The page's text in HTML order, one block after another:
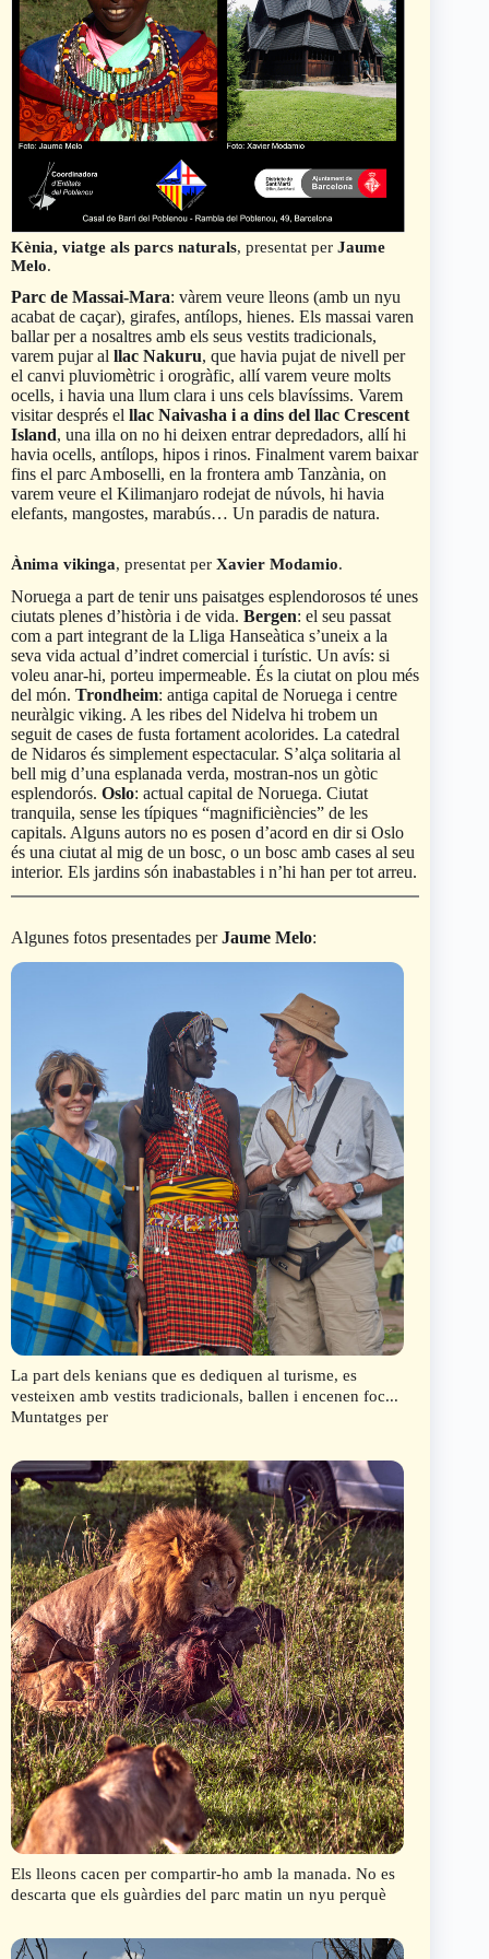
Kènia, viatge als parcs naturals, presentat per Jaume
Melo.
Parc de Massai-Mara: vàrem veure lleons (amb un nyu
acabat de caçar), girafes, antílops, hienes. Els massai varen
ballar per a nosaltres amb els seus vestits tradicionals,
varem pujar al llac Nakuru, que havia pujat de nivell per
el canvi pluviomètric i orogràfic, allí varem veure molts
ocells, i havia una llum clara i uns cels blavíssims. Varem
visitar després el llac Naivasha i a dins del llac Crescent
Island, una illa on no hi deixen entrar depredadors, allí hi
havia ocells, antílops, hipos i rinos. Finalment varem baixar
fins el parc Amboselli, en la frontera amb Tanzània, on
varem veure el Kilimanjaro rodejat de núvols, hi havia
elefants, mangostes, marabús… Un paradis de natura.
Ànima vikinga, presentat per Xavier Modamio.
Noruega a part de tenir uns paisatges esplendorosos té unes
ciutats plenes d’història i de vida. Bergen: el seu passat
com a part integrant de la Lliga Hanseàtica s’uneix a la
seva vida actual d’indret comercial i turístic. Un avís: si
voleu anar-hi, porteu impermeable. És la ciutat on plou més
del món. Trondheim: antiga capital de Noruega i centre
neuràlgic viking. A les ribes del Nidelva hi trobem un
seguit de cases de fusta fortament acolorides. La catedral
de Nidaros és simplement espectacular. S’alça solitaria al
bell mig d’una esplanada verda, mostran-nos un gòtic
esplendorós. Oslo: actual capital de Noruega. Ciutat
tranquila, sense les típiques “magnificiències” de les
capitals. Alguns autors no es posen d’acord en dir si Oslo
és una ciutat al mig de un bosc, o un bosc amb cases al seu
interior. Els jardins són inabastables i n’hi han per tot arreu.
Algunes fotos presentades perJaume Melo:
La part dels kenians que es dediquen al turisme, es
vesteixen amb vestits tradicionals, ballen i encenen foc...
Muntatges per
Els lleons cacen per compartir-ho amb la manada. No es
descarta que els guàrdies del parc matin un nyu perquè